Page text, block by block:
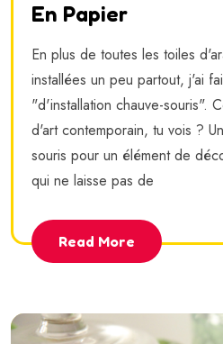
En Papier
En plus de toutes les toiles
installées un peu partout, j'ai
"d'installation chauve-souris".
d'art contemporain, tu vois ?
souris pour un élément de
qui ne laisse pas de
Read More